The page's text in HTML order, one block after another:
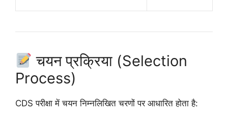
चयन प्रक्रिया (Selection
Process)
CDS परीक्षा में चयन निम्नलिखित चरणों पर आधारित होता है: